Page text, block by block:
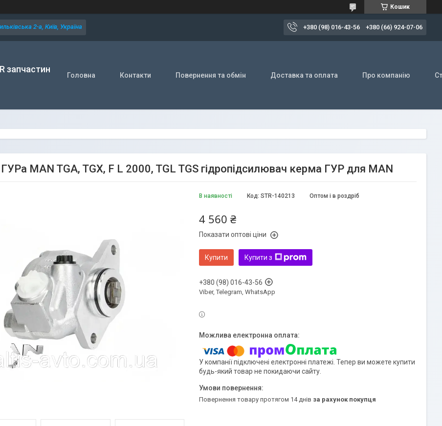
Кошик
2-а, Київ, Україна +380 (98) 016-43-56 +380 (66) 924-07-06
запчастин
Головна Контакти Повернення та обмін Доставка та оплата Про компанію
MAN TGA, TGX, F L 2000, TGL TGS гідропідсилювач керма ГУР для MAN
В наявності Оптом і в роздріб
Код: STR-140213
4 560 ₴
Показати оптові ціни
Купити Купити з
+380 (98) 016-43-56
Viber, Telegram, WhatsApp
У компанії підключені електронні платежі. Тепер ви можете купити
будь-який товар не покидаючи сайту.
повернення товару протягом 14 днів за рахунок покупця